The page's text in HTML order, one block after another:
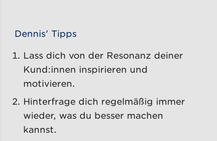
Dennis' Tipps
Lass dich von der Resonanz deiner
Kund:innen inspirieren und
motivieren.
Hinterfrage dich regelmäßig immer
wieder, was du besser machen
kannst.